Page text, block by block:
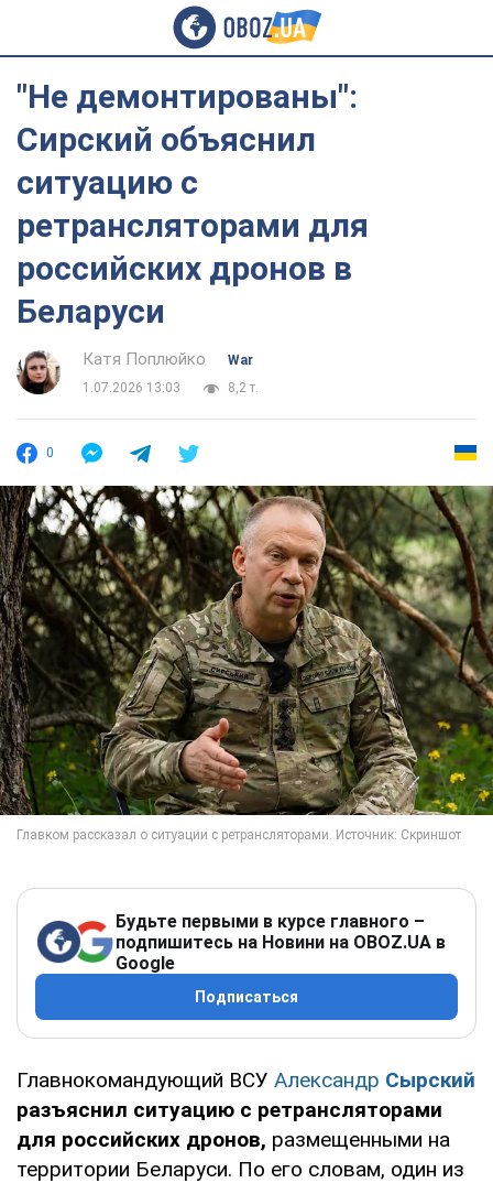
"Не демонтированы":
Сирский объяснил
ситуацию с
ретрансляторами для
российских дронов в
Беларуси
Катя Поплюйко
War
1.07.2026 13:03
8,2 т.
0
Будьте первыми в курсе главного –
подпишитесь на Новини на OBOZ.UA в
Google
Подписаться
Главнокомандующий ВСУ Александр Сырский
разъяснил ситуацию с ретрансляторами
для российских дронов, размещенными на
территории Беларуси. По его словам, один из